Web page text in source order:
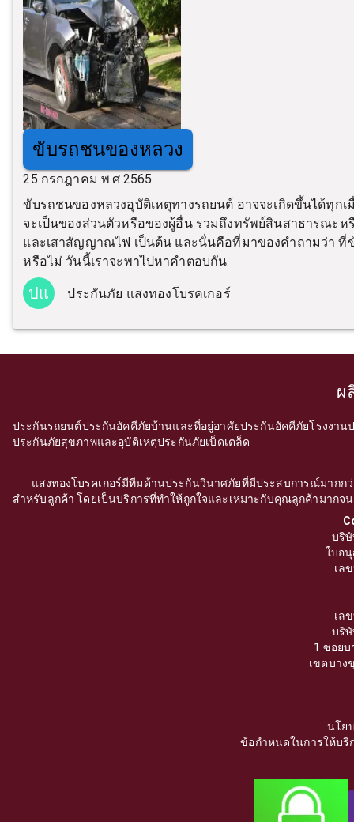
ขับรถชนของหลวง
25 กรกฎาคม พ.ศ.2565
ขับรถชนของหลวงอุบัติเหตุทางรถยนต์ อาจจะเกิดขึ้นได้ทุก
จะเป็นของส่วนตัวหรือของผู้อื่น รวมถึงทรัพย์สินสาธารณะห
และเสาสัญญาณไฟ เป็นต้น และนั่นคือที่มาของคำถามว่า ที่
หรือไม่ วันนี้เราจะพาไปหาคำตอบกัน
ปแ ประกันภัย แสงทองโบรคเกอร์
ผ
ประกันรถยนต์ประกันอัคคีภัยบ้านและที่อยู่อาศัยประกันอัคคีภัยโรงงาน
ประกันภัยสุขภาพและอุบัติเหตุประกันภัยเบ็ดเตล็ด
แสงทองโบรคเกอร์มีทีมด้านประกันวินาศภัยที่มีประสบการณ์มากก
สำหรับลูกค้า โดยเป็นบริการที่ทำให้ถูกใจและเหมาะกับคุณลูกค้ามากจ
บริษั
ใบอ
เล
เล
บริษั
1 ซอยบ
เขตบาง
นโย
ข้อกำหนดในการให้บริ